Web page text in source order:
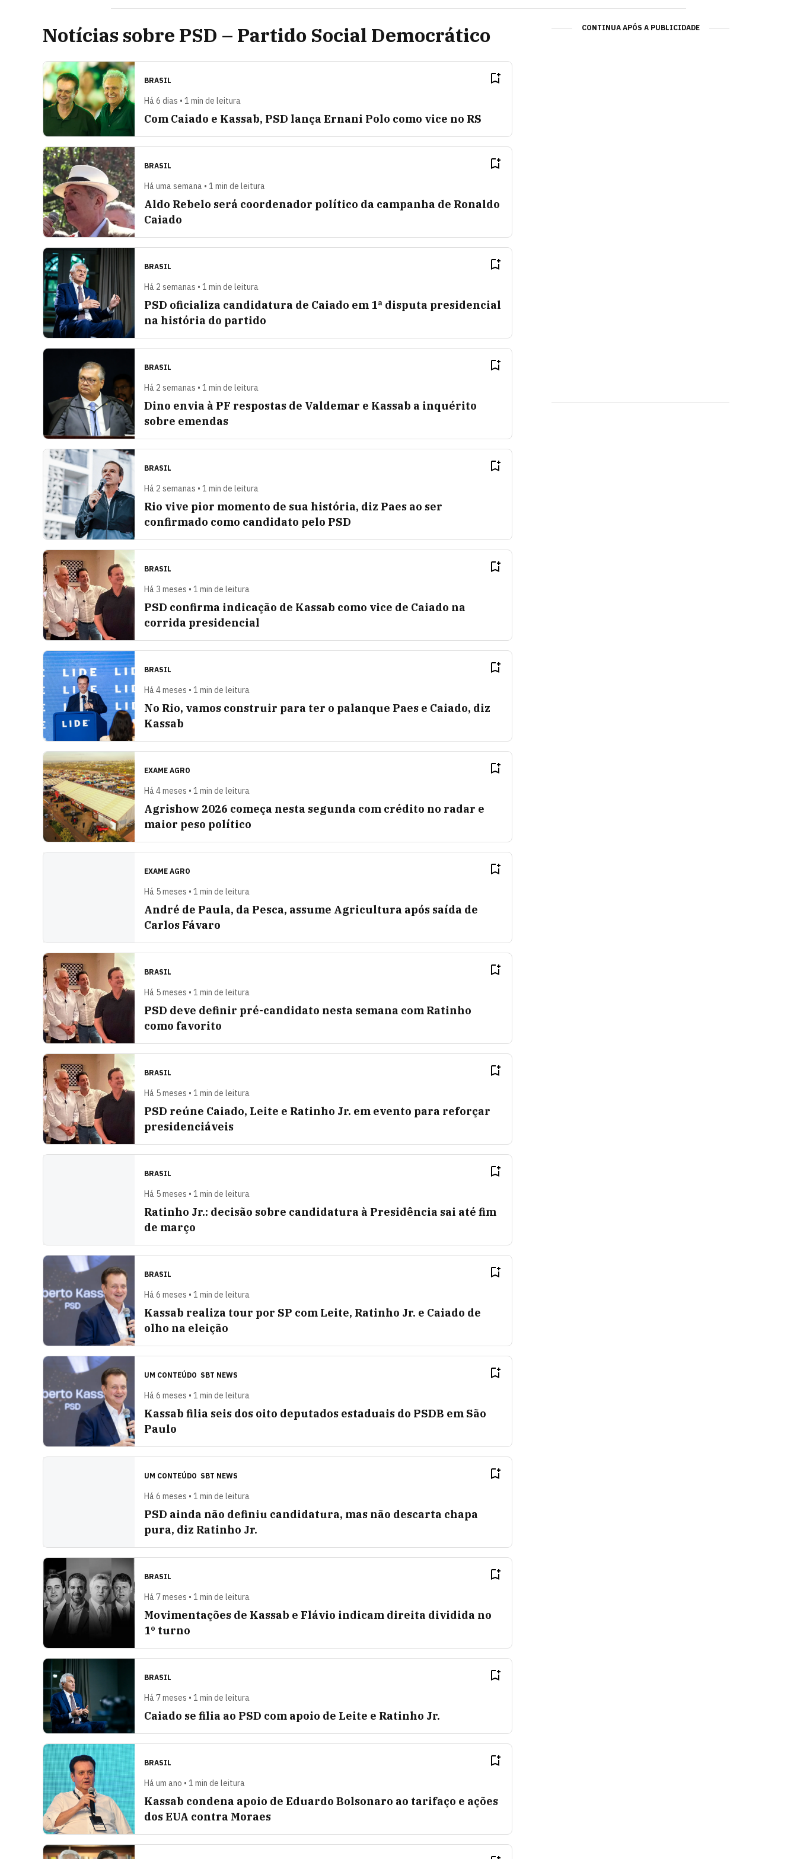
Notícias sobre PSD – Partido Social Democrático
BRASIL
Há 6 dias • 1 min de leitura
Com Caiado e Kassab, PSD lança Ernani Polo como vice no RS
BRASIL
Há uma semana • 1 min de leitura
Aldo Rebelo será coordenador político da campanha de Ronaldo
Caiado
BRASIL
Há 2 semanas • 1 min de leitura
PSD oficializa candidatura de Caiado em 1ª disputa presidencial
na história do partido
BRASIL
Há 2 semanas • 1 min de leitura
Dino envia à PF respostas de Valdemar e Kassab a inquérito
sobre emendas
BRASIL
Há 2 semanas • 1 min de leitura
Rio vive pior momento de sua história, diz Paes ao ser
confirmado como candidato pelo PSD
BRASIL
Há 3 meses • 1 min de leitura
PSD confirma indicação de Kassab como vice de Caiado na
corrida presidencial
BRASIL
Há 4 meses • 1 min de leitura
No Rio, vamos construir para ter o palanque Paes e Caiado, diz
Kassab
EXAME AGRO
Há 4 meses • 1 min de leitura
Agrishow 2026 começa nesta segunda com crédito no radar e
maior peso político
EXAME AGRO
Há 5 meses • 1 min de leitura
André de Paula, da Pesca, assume Agricultura após saída de
Carlos Fávaro
BRASIL
Há 5 meses • 1 min de leitura
PSD deve definir pré-candidato nesta semana com Ratinho
como favorito
BRASIL
Há 5 meses • 1 min de leitura
PSD reúne Caiado, Leite e Ratinho Jr. em evento para reforçar
presidenciáveis
BRASIL
Há 5 meses • 1 min de leitura
Ratinho Jr.: decisão sobre candidatura à Presidência sai até fim
de março
BRASIL
Há 6 meses • 1 min de leitura
Kassab realiza tour por SP com Leite, Ratinho Jr. e Caiado de
olho na eleição
UM CONTEÚDO SBT NEWS
Há 6 meses • 1 min de leitura
Kassab filia seis dos oito deputados estaduais do PSDB em São
Paulo
UM CONTEÚDO SBT NEWS
Há 6 meses • 1 min de leitura
PSD ainda não definiu candidatura, mas não descarta chapa
pura, diz Ratinho Jr.
BRASIL
Há 7 meses • 1 min de leitura
Movimentações de Kassab e Flávio indicam direita dividida no
1º turno
BRASIL
Há 7 meses • 1 min de leitura
Caiado se filia ao PSD com apoio de Leite e Ratinho Jr.
BRASIL
Há um ano • 1 min de leitura
Kassab condena apoio de Eduardo Bolsonaro ao tarifaço e ações
dos EUA contra Moraes
CONTINUA APÓS A PUBLICIDADE